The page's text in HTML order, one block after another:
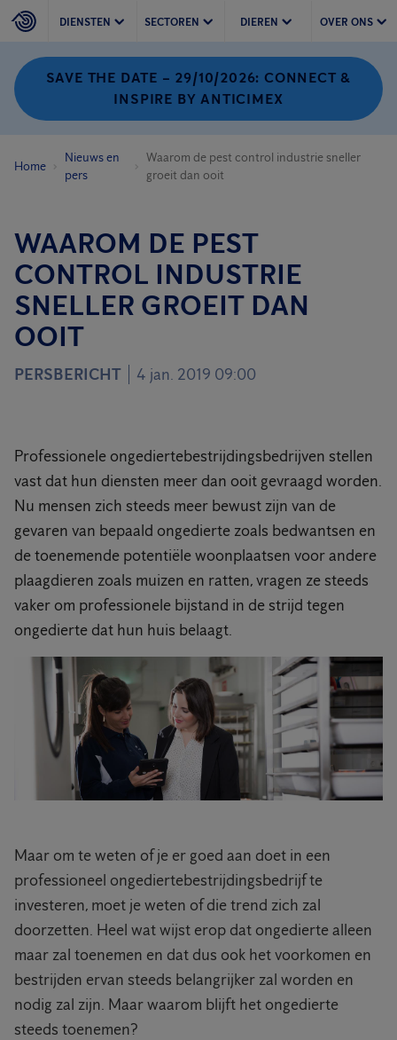
DIENSTEN SECTOREN DIEREN OVER ONS
SAVE THE DATE – 29/10/2026: CONNECT &
INSPIRE BY ANTICIMEX
Home
Nieuws en
pers
Waarom de pest control industrie sneller
groeit dan ooit
WAAROM DE PEST
CONTROL INDUSTRIE
SNELLER GROEIT DAN
OOIT
PERSBERICHT 4 jan. 2019 09:00
Professionele ongediertebestrijdingsbedrijven stellen
vast dat hun diensten meer dan ooit gevraagd worden.
Nu mensen zich steeds meer bewust zijn van de
gevaren van bepaald ongedierte zoals bedwantsen en
de toenemende potentiële woonplaatsen voor andere
plaagdieren zoals muizen en ratten, vragen ze steeds
vaker om professionele bijstand in de strijd tegen
ongedierte dat hun huis belaagt.
Maar om te weten of je er goed aan doet in een
professioneel ongediertebestrijdingsbedrijf te
investeren, moet je weten of die trend zich zal
doorzetten. Heel wat wijst erop dat ongedierte alleen
maar zal toenemen en dat dus ook het voorkomen en
bestrijden ervan steeds belangrijker zal worden en
nodig zal zijn. Maar waarom blijft het ongedierte
steeds toenemen?